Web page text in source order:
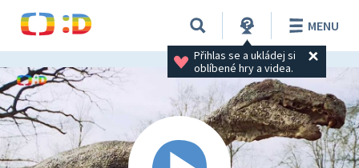
Přihlas se a ukládej si
oblíbené hry a videa.
MENU